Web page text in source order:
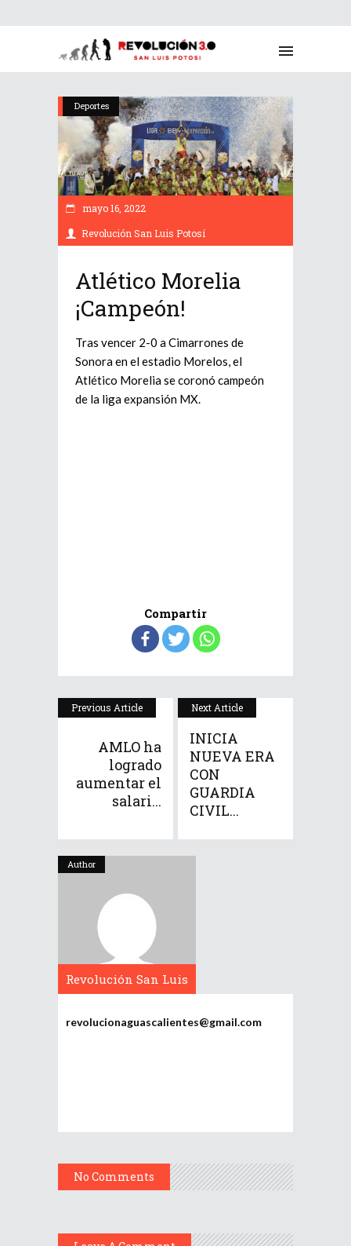
Deportes
mayo 16, 2022
Revolución San Luis Potosí
Atlético Morelia
¡Campeón!
Tras vencer 2-0 a Cimarrones de
Sonora en el estadio Morelos, el
Atlético Morelia se coronó campeón
de la liga expansión MX.
Compartir
Previous Article
AMLO ha
logrado
aumentar el
salari...
Next Article
INICIA
NUEVA ERA
CON
GUARDIA
CIVIL...
Author
Revolución San Luis
revolucionaguascalientes@gmail.com
No Comments